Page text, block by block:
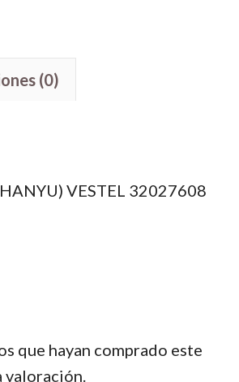
cantidad
(0)
VESTEL 32027608
que hayan comprado este
valoración.